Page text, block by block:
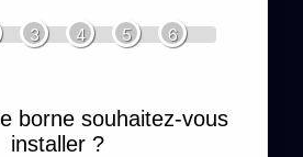
3 4 5 6
borne souhaitez-vous
installer ?